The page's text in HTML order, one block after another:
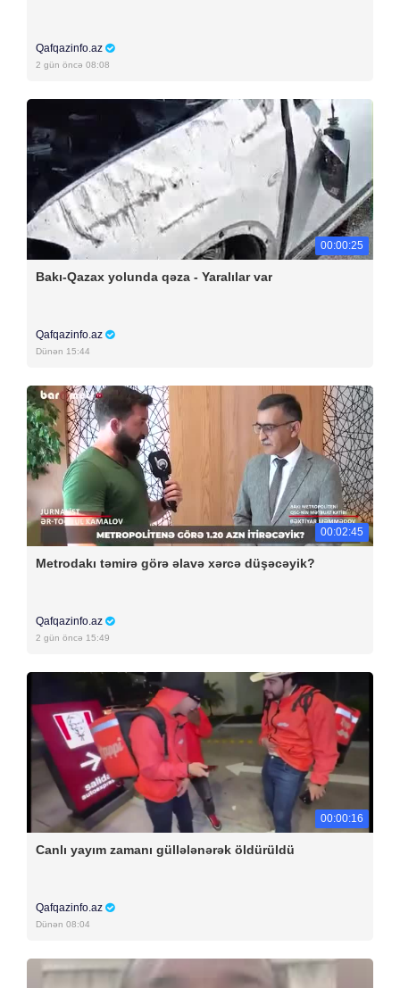
Qafqazinfo.az
2 gün öncə 08:08
00:00:25
Bakı-Qazax yolunda qəza - Yaralılar var
Qafqazinfo.az
Dünən 15:44
00:02:45
Metrodakı təmirə görə əlavə xərcə düşəcəyik?
Qafqazinfo.az
2 gün öncə 15:49
00:00:16
Canlı yayım zamanı güllələnərək öldürüldü
Qafqazinfo.az
Dünən 08:04